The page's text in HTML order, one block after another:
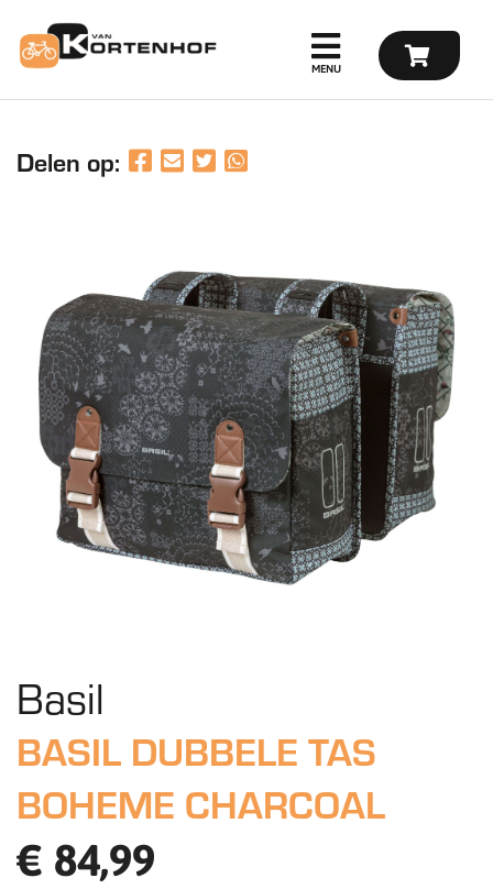
Delen op:
Basil
BASIL DUBBELE TAS
BOHEME CHARCOAL
€ 84,99